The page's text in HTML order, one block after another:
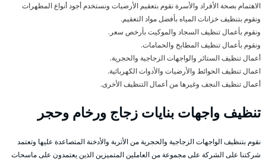
الاهتمام بصحة الأفراد والأسرة نقوم بتعقيم الأرضيات ونستخدم أجود أنواع المطهرات
ونقوم بتنظيف خزانات المياه بأفضل مواد التعقيم.
ونقوم بأعمال تنظيف السجاد والموكيت بأرخص سعر.
ونقوم بأعمال تنظيف المطابخ والحمامات.
أعمال تنظيف الستائر والواجهات الزجاجية والحجرية.
اعمال تنظيف الحوائط والأرضيات والأدوات الكهربائية.
أعمال تنظيف النجف وغيرها من أعمال التنظيف الأخرى.
تنظيف واجهات بنايات زجاج ورخام وحجر
نقوم بتنظيف الواجهات الزجاجية والحجرية من الأتربة والأدخنة المتصاعدة عليها وتعتمد
شركتنا على الشركة على مجموعة من العاملين المتميزين الذين يعتمدون على ماسحات